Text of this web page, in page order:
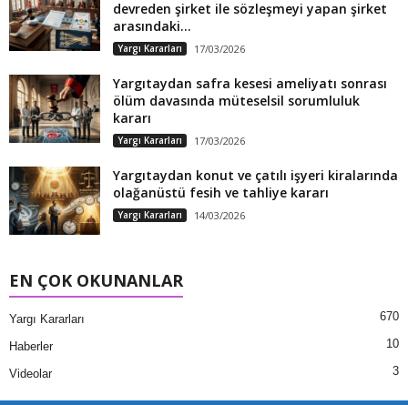
devreden şirket ile sözleşmeyi yapan şirket
arasındaki...
Yargı Kararları 17/03/2026
Yargıtaydan safra kesesi ameliyatı sonrası
ölüm davasında müteselsil sorumluluk
kararı
Yargı Kararları 17/03/2026
Yargıtaydan konut ve çatılı işyeri kiralarında
olağanüstü fesih ve tahliye kararı
Yargı Kararları 14/03/2026
EN ÇOK OKUNANLAR
Yargı Kararları 670
Haberler 10
Videolar 3